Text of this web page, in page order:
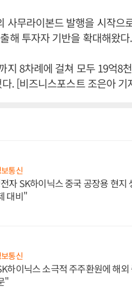
사무라이본드 발행을 시작으
해 투자자 기반을 확대해왔다.
지 8차례에 걸쳐 모두 19억8
. [비즈니스포스트 조은아 기
보통신
자 SK하이닉스 중국 공장용 현지
대비"
보통신
하이닉스 소극적 주주환원에 해
"